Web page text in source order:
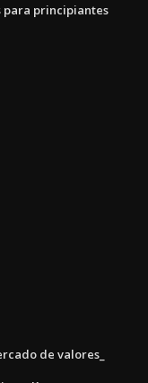
para principiantes
de valores_